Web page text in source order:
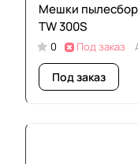
Мешки
TW 300S
0 Под заказ
Под заказ